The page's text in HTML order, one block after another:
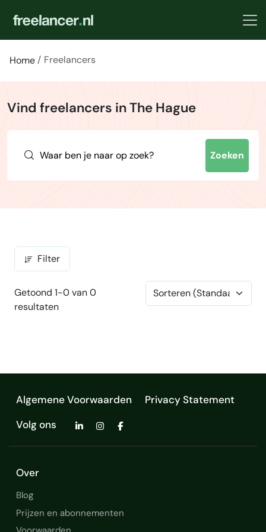
Home Freelancers
Vind freelancers in The Hague
Zoeken
Filter
Getoond 1-0 van 0
resultaten
Algemene Voorwaarden
Privacy Statement
Volg ons
Over
Blog
Prijzen en abonnementen